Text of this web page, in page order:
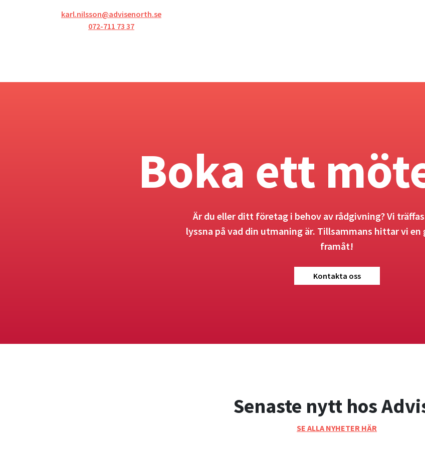
karl.nilsson@advisenorth.se
072-711 73 37
Boka ett
Är du eller ditt företag i behov av rådgivning? Vi
lyssna på vad din utmaning är. Tillsammans hittar vi en
framåt!
Kontakta oss
Senaste nytt hos
SE ALLA NYHETER HÄR